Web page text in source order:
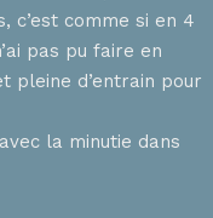
c’est comme si en 4
pas pu faire en
pleine d’entrain pour
la minutie dans